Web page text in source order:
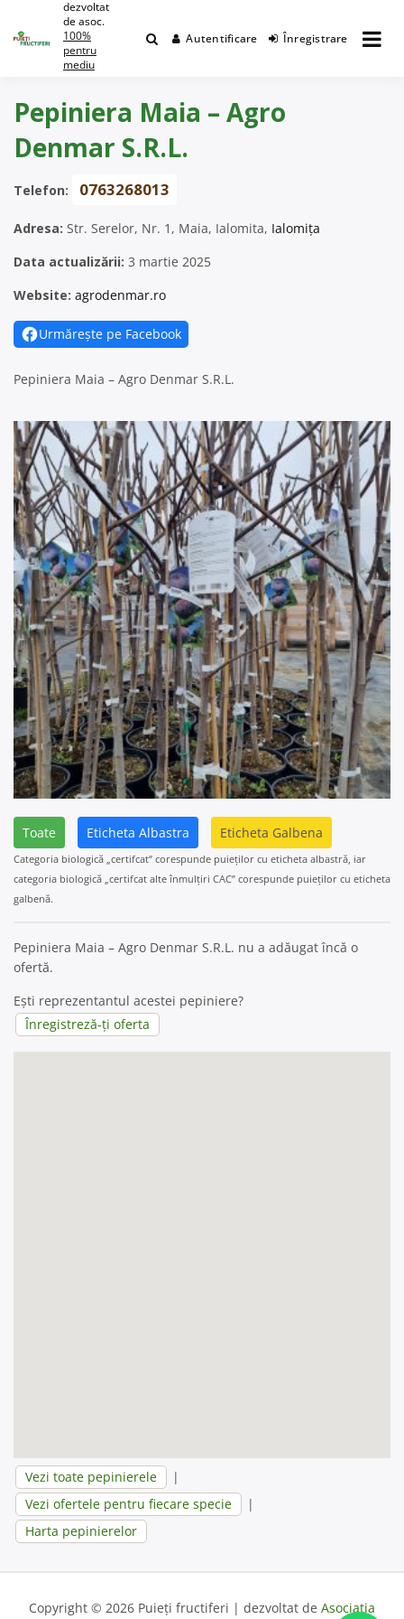
content
dezvoltat
de asoc.
100%
pentru
mediu
Autentificare Înregistrare
Pepiniera Maia – Agro
Denmar S.R.L.
Telefon: 0763268013
Adresa: Str. Serelor, Nr. 1, Maia, Ialomita, Ialomița
Data actualizării: 3 martie 2025
Website: agrodenmar.ro
Urmărește pe Facebook
Pepiniera Maia – Agro Denmar S.R.L.
Toate Eticheta Albastra Eticheta Galbena
Categoria biologică „certifcat” corespunde puieților cu eticheta albastră, iar
categoria biologică „certifcat alte înmulțiri CAC” corespunde puieților cu eticheta
galbenă.
Pepiniera Maia – Agro Denmar S.R.L. nu a adăugat încă o
ofertă.
Ești reprezentantul acestei pepiniere?
Înregistreză-ți oferta
Vezi toate pepinierele
|
Vezi ofertele pentru fiecare specie
|
Harta pepinierelor
Copyright © 2026 Puieți fructiferi | dezvoltat de Asociația